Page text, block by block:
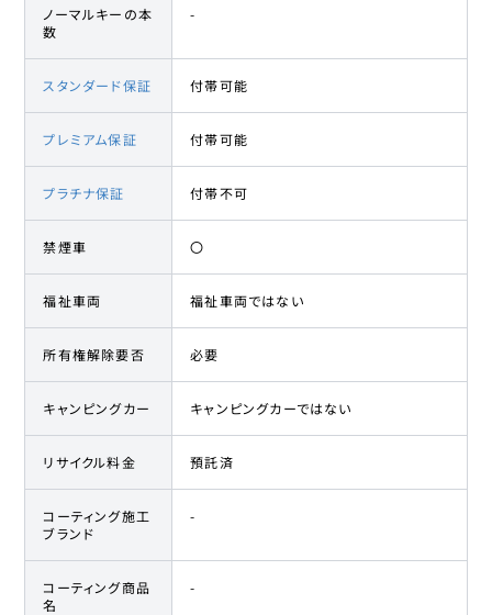
ノーマルキーの本
数
-
スタンダード保証 付帯可能
プレミアム保証 付帯可能
プラチナ保証 付帯不可
禁煙車 〇
福祉車両 福祉車両ではない
所有権解除要否 必要
キャンピングカー キャンピングカーではない
リサイクル料金 預託済
コーティング施工
ブランド
-
コーティング商品
名
-